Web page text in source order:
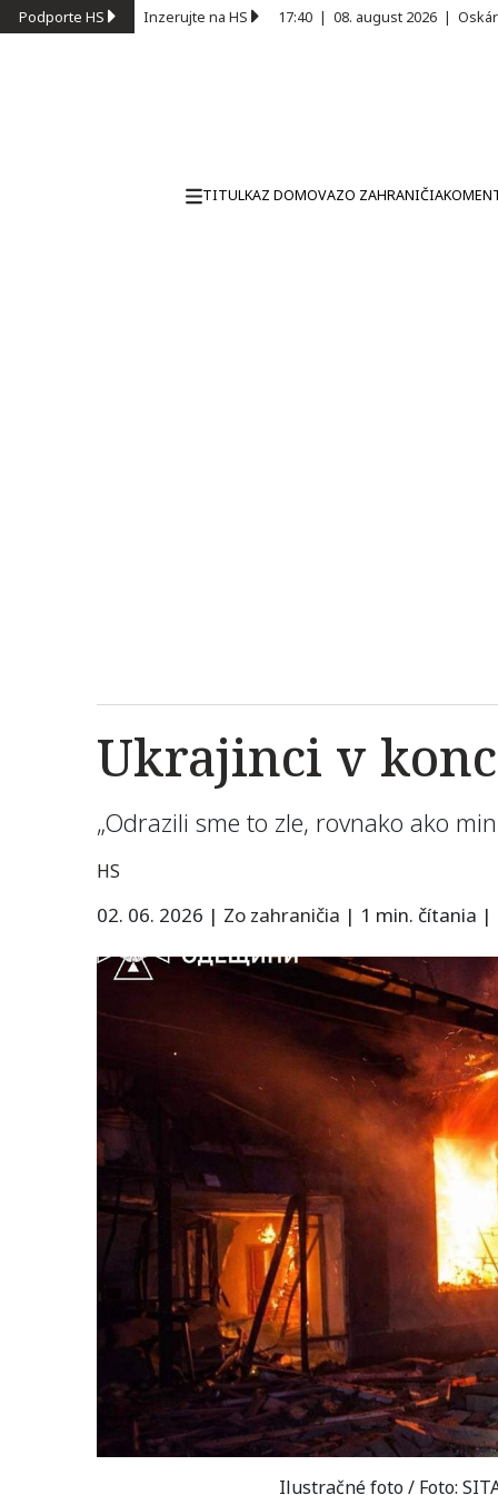
Podporte HS Inzerujte na HS 17:40 | 08. august 2026 | Oskár
TITULKAZ DOMOVAZO ZAHRANIČIA
Ukrajinci v
„Odrazili sme to zle, rovnako ako
HS
02. 06. 2026 | Zo zahraničia | 1 min. čítania |
Ilustračné foto / Foto: